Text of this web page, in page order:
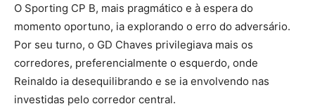
O Sporting CP B, mais pragmático e à espera do
momento oportuno, ia explorando o erro do adversário.
Por seu turno, o GD Chaves privilegiava mais os
corredores, preferencialmente o esquerdo, onde
Reinaldo ia desequilibrando e se ia envolvendo nas
investidas pelo corredor central.